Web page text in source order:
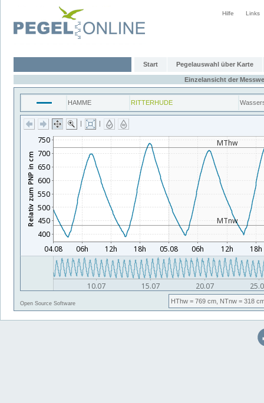
Hilfe Links
Start Pegelauswahl über Karte
Einzelansicht der
HAMME RITTERHUDE
| |
Open Source Software HThw = 769 cm, NTnw = 318